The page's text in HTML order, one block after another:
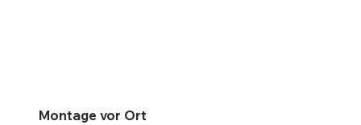
Montage vor Ort